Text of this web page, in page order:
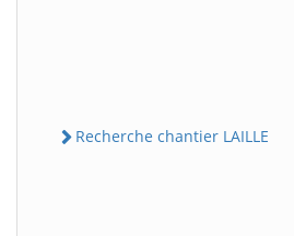
Recherche chantier LAILLE